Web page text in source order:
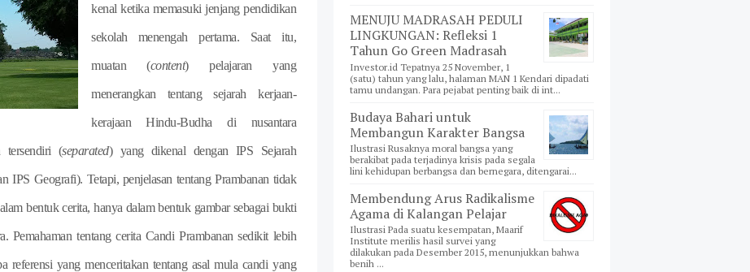
kenal ketika memasuki jenjang pendidikan
sekolah menengah pertama. Saat itu,
muatan (content) pelajaran yang
menerangkan tentang sejarah kerjaan-
kerajaan Hindu-Budha di nusantara
tersendiri (separated) yang dikenal dengan IPS Sejarah
IPS Geografi). Tetapi, penjelasan tentang Prambanan tidak
bentuk cerita, hanya dalam bentuk gambar sebagai bukti
Pemahaman tentang cerita Candi Prambanan sedikit lebih
referensi yang menceritakan tentang asal mula candi yang
MENUJU MADRASAH PEDULI
LINGKUNGAN: Refleksi 1
Tahun Go Green Madrasah
Investor.id Tepatnya 25 November, 1
(satu) tahun yang lalu, halaman MAN 1 Kendari dipadati
tamu undangan. Para pejabat penting baik di int...
Budaya Bahari untuk
Membangun Karakter Bangsa
Ilustrasi Rusaknya moral bangsa yang
berakibat pada terjadinya krisis pada segala
lini kehidupan berbangsa dan bernegara, ditengarai...
Membendung Arus Radikalisme
Agama di Kalangan Pelajar
Ilustrasi Pada suatu kesempatan, Maarif
Institute merilis hasil survei yang
dilakukan pada Desember 2015, menunjukkan bahwa
benih ...